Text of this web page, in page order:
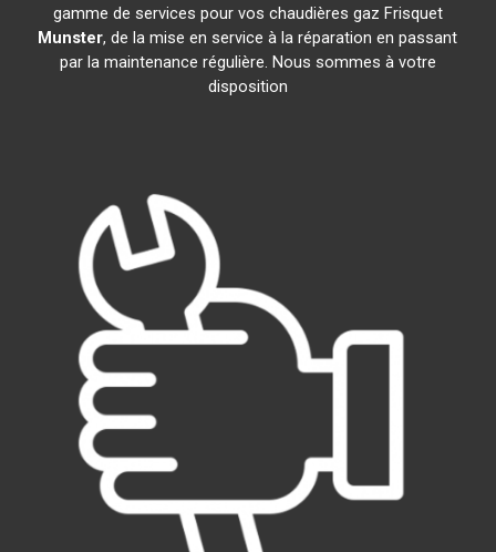
gamme de services pour vos chaudières gaz Frisquet
Munster, de la mise en service à la réparation en passant
par la maintenance régulière. Nous sommes à votre
disposition